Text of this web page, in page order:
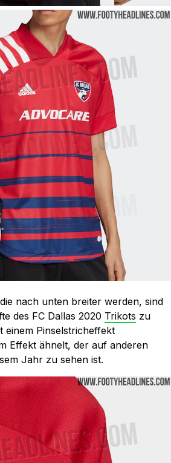
nach unten breiter werden, sind
des FC Dallas 2020 Trikots zu
einem Pinselstricheffekt
Effekt ähnelt, der auf anderen
Jahr zu sehen ist.